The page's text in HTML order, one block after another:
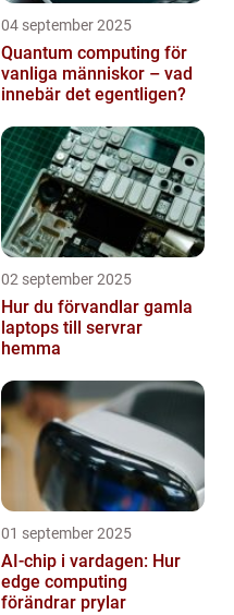
04 september 2025
Quantum computing för
vanliga människor – vad
innebär det egentligen?
02 september 2025
Hur du förvandlar gamla
laptops till servrar
hemma
01 september 2025
AI-chip i vardagen: Hur
edge computing
förändrar prylar